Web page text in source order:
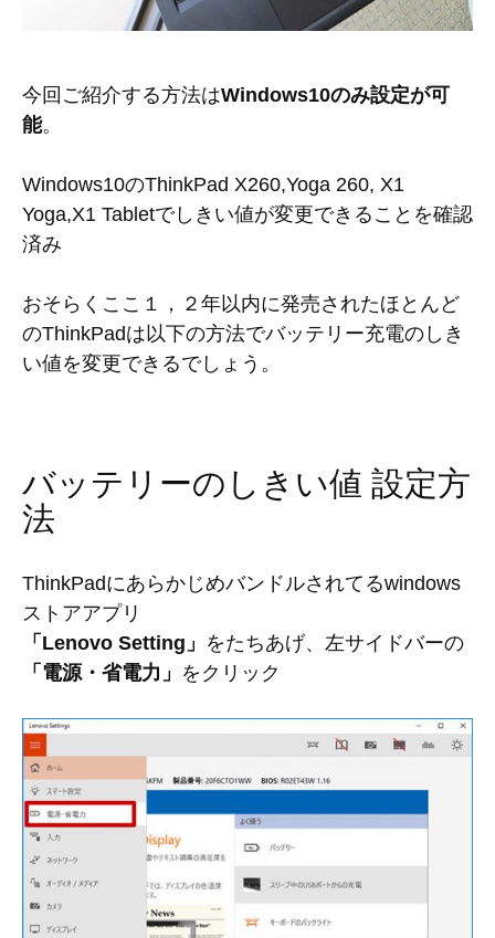
今回ご紹介する方法はWindows10のみ設定が可
能。
Windows10のThinkPad X260,Yoga 260, X1
Yoga,X1 Tabletでしきい値が変更できることを確認
済み
おそらくここ１，２年以内に発売されたほとんど
のThinkPadは以下の方法でバッテリー充電のしき
い値を変更できるでしょう。
バッテリーのしきい値 設定方
法
ThinkPadにあらかじめバンドルされてるwindows
ストアアプリ
「Lenovo Setting」 をたちあげ、左サイドバーの
「電源・省電力」 をクリック